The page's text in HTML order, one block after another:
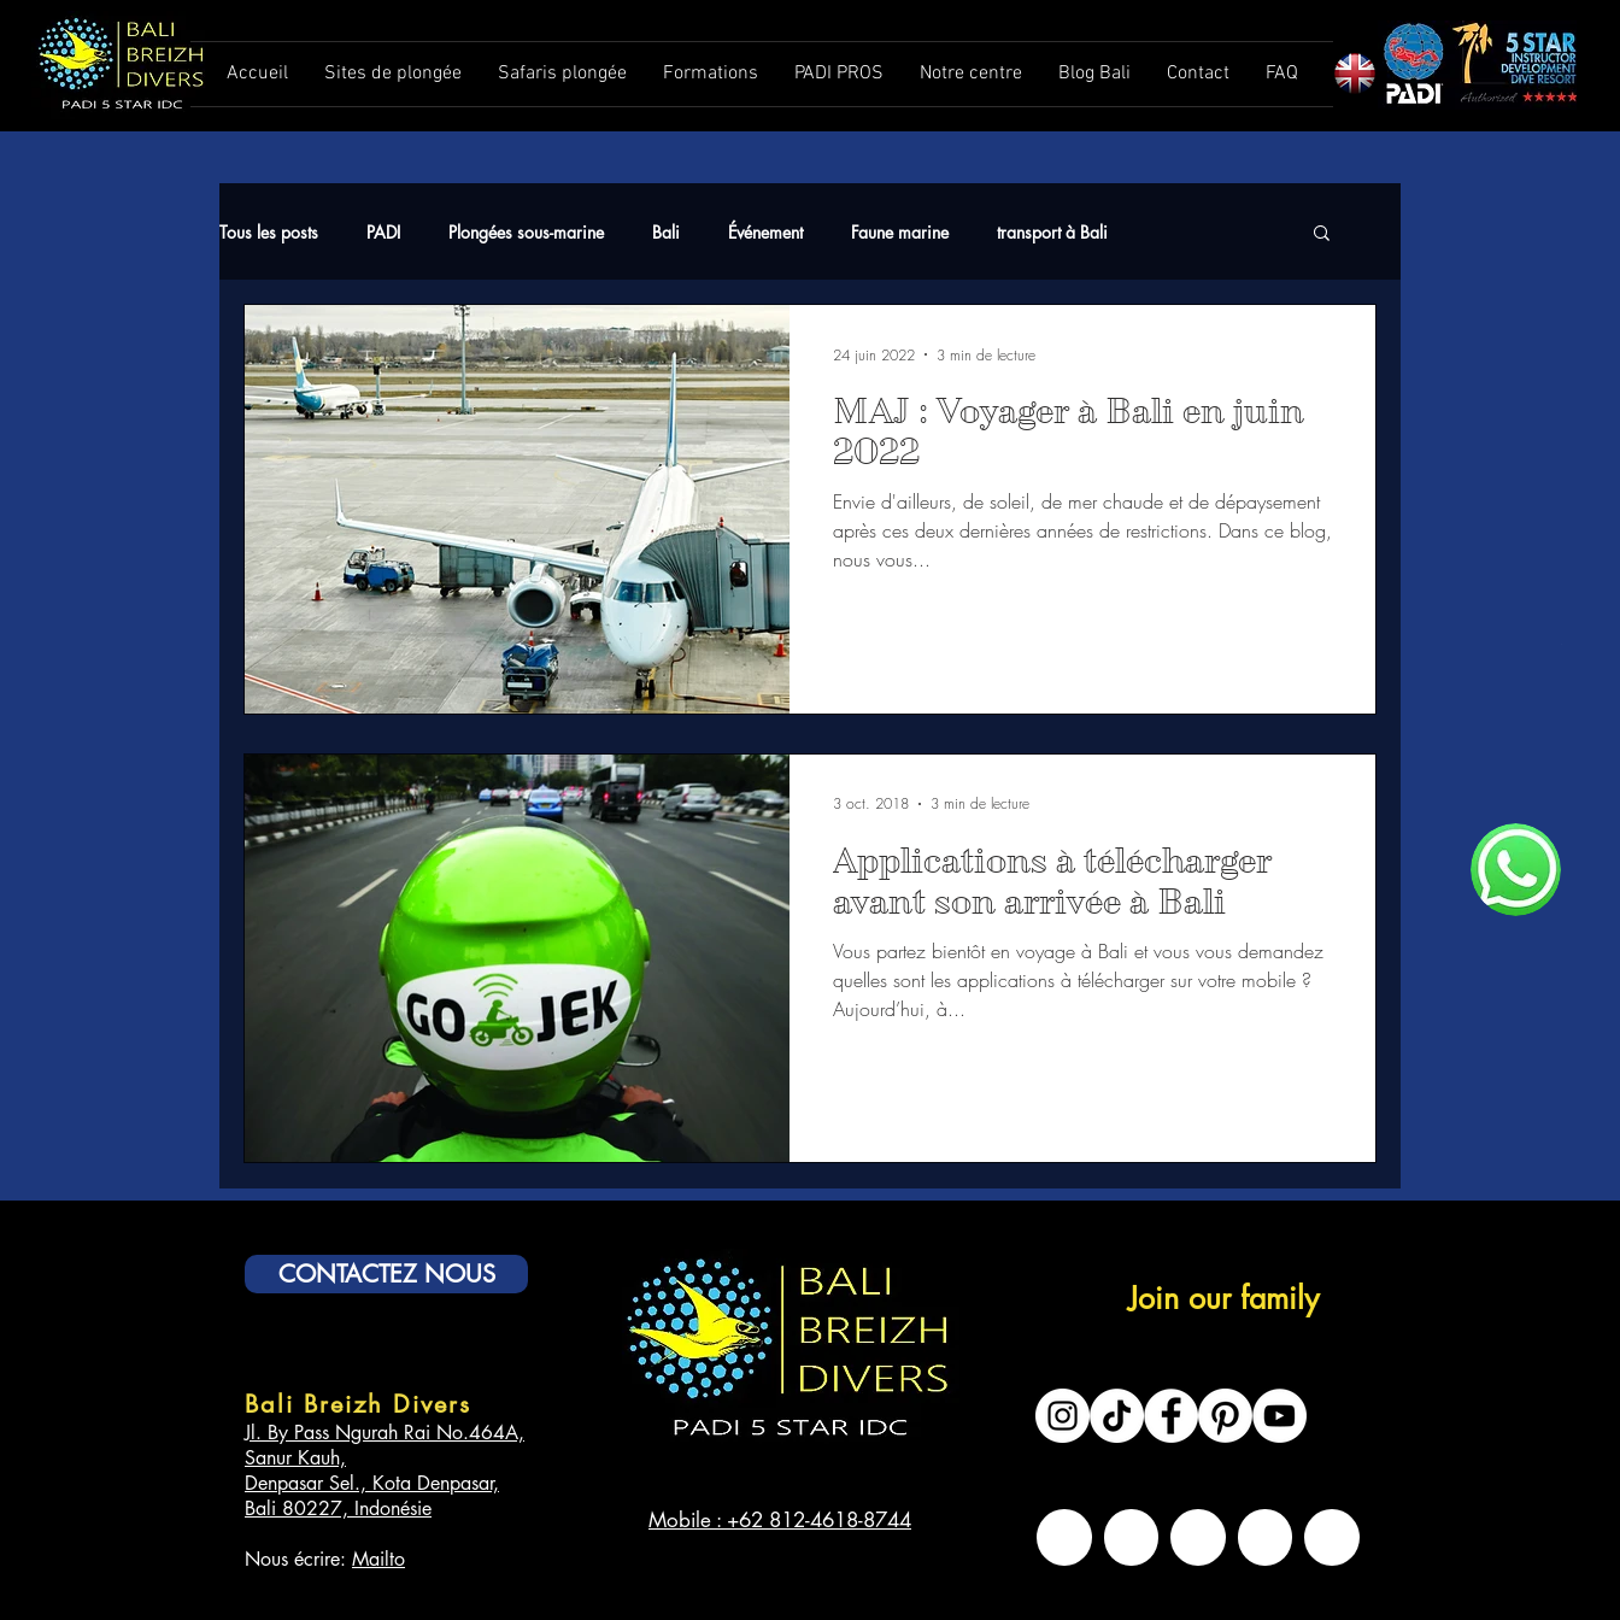
Accueil Sites de plongée Safaris plongée Formations PADI PROS Notre centre Blog Bali Contact FAQ
Tous les posts PADI Plongées sous-marine Bali Événement Faune marine transport à Bali
Meilleure période pour plonger à Ba
MAJ : Voyager à Bali en juin
2022
Envie d'ailleurs, de soleil, de mer chaude et de dépaysement
après ces deux dernières années de restrictions. Dans ce blog,
nous vous...
24 juin 2022 3 min de lecture
Applications à télécharger
avant son arrivée à Bali
Vous partez bientôt en voyage à Bali et vous vous demandez
quelles sont les applications à télécharger sur votre mobile ?
Aujourd’hui, à...
3 oct. 2018 3 min de lecture
CONTACTEZ NOUS
Bali Breizh Divers
Jl. By Pass Ngurah Rai No.464A,
Sanur Kauh,
Denpasar Sel., Kota Denpasar,
Bali 80227, Indonésie
Nous écrire: Mailto
Mobile : +62 812-4618-8744
Join our family